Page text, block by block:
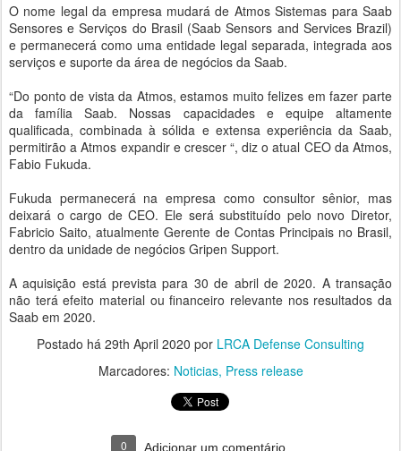
O nome legal da empresa mudará de Atmos Sistemas para Saab
Sensores e Serviços do Brasil (Saab Sensors and Services Brazil)
e permanecerá como uma entidade legal separada, integrada aos
serviços e suporte da área de negócios da Saab.
“Do ponto de vista da Atmos, estamos muito felizes em fazer parte
da família Saab. Nossas capacidades e equipe altamente
qualificada, combinada à sólida e extensa experiência da Saab,
permitirão a Atmos expandir e crescer “, diz o atual CEO da Atmos,
Fabio Fukuda.
Fukuda permanecerá na empresa como consultor sênior, mas
deixará o cargo de CEO. Ele será substituído pelo novo Diretor,
Fabricio Saito, atualmente Gerente de Contas Principais no Brasil,
dentro da unidade de negócios Gripen Support.
A aquisição está prevista para 30 de abril de 2020. A transação
não terá efeito material ou financeiro relevante nos resultados da
Saab em 2020.
Postado há 29th April 2020 por LRCA Defense Consulting
Marcadores: Noticias Press release
0 Adicionar um comentário